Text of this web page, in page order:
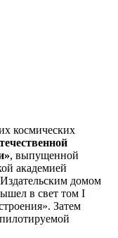
космических
, выпущенной
академией
домом
в свет том I
Затем